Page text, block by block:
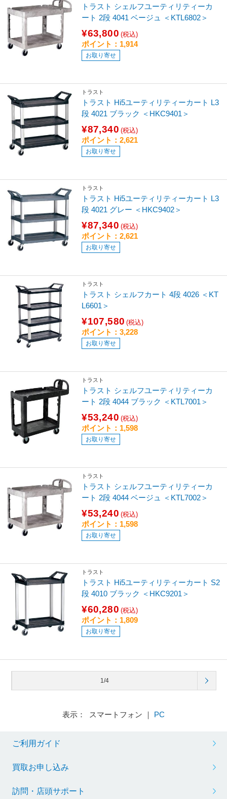
トラスト シェルフユーティリティーカ
ート 2段 4041 ベージュ ＜KTL6802＞
¥63,800 (税込)
ポイント：1,914
お取り寄せ
トラスト
トラスト Hi5ユーティリティーカート L3
段 4021 ブラック ＜HKC9401＞
¥87,340 (税込)
ポイント：2,621
お取り寄せ
トラスト
トラスト Hi5ユーティリティーカート L3
段 4021 グレー ＜HKC9402＞
¥87,340 (税込)
ポイント：2,621
お取り寄せ
トラスト
トラスト シェルフカート 4段 4026 ＜KT
L6601＞
¥107,580 (税込)
ポイント：3,228
お取り寄せ
トラスト
トラスト シェルフユーティリティーカ
ート 2段 4044 ブラック ＜KTL7001＞
¥53,240 (税込)
ポイント：1,598
お取り寄せ
トラスト
トラスト シェルフユーティリティーカ
ート 2段 4044 ベージュ ＜KTL7002＞
¥53,240 (税込)
ポイント：1,598
お取り寄せ
トラスト
トラスト Hi5ユーティリティーカート S2
段 4010 ブラック ＜HKC9201＞
¥60,280 (税込)
ポイント：1,809
お取り寄せ
1/4
表示： スマートフォン ｜ PC
ご利用ガイド
買取お申し込み
訪問・店頭サポート